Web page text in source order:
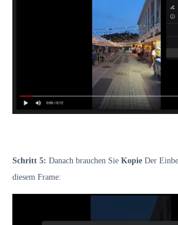
Schritt 5: Danach brauchen Sie Kopie Der
diesem Frame: